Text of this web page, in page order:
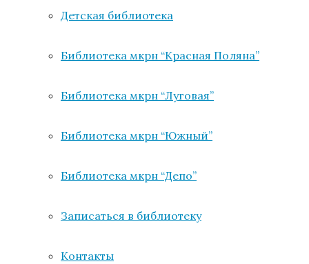
Детская библиотека
Библиотека мкрн “Красная Поляна”
Библиотека мкрн “Луговая”
Библиотека мкрн “Южный”
Библиотека мкрн “Депо”
Записаться в библиотеку
Контакты